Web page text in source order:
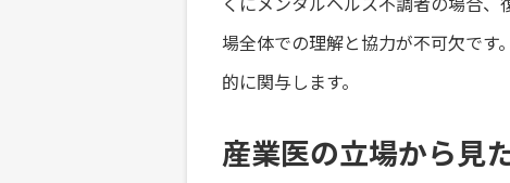
場全体での理解と協力が不可欠です
的に関与します。
産業医の立場から見